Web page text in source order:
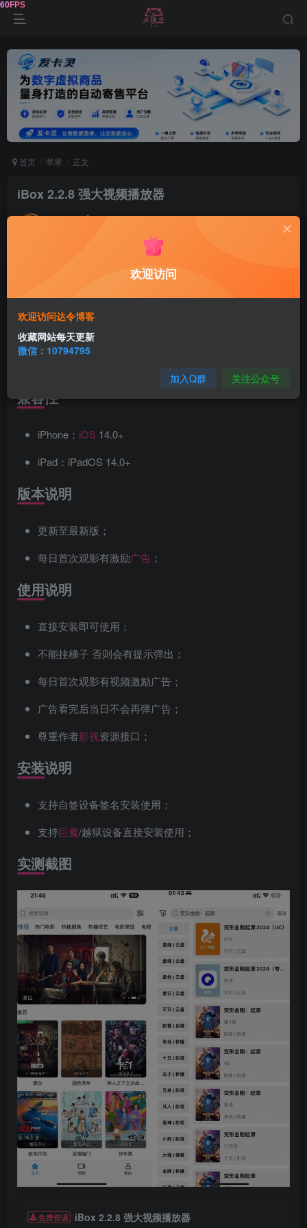
首页 苹果 正文
iBox 2.2.8 强大视频播放器
达令 关注
播放器，自带播放源：内置二十多个线
路解析
自带播放器：阿里播放器、腾讯播放器
兼容性
iPhone： iOS 14.0+
iPad：iPadOS 14.0+
版本说明
更新至最新版；
每日首次观影有激励广告 ；
使用说明
直接安装即可使用；
不能挂梯子 否则会有提示弹出；
每日首次观影有视频激励广告；
广告看完后当日不会再弹广告；
尊重作者影视资源接口；
安装说明
支持自签设备签名安装使用；
支持巨魔/越狱设备直接安装使用；
实测截图
免费资源 iBox 2.2.8 强大视频播放器
欢迎访问
欢迎访问达令博客
收藏网站每天更新
微信：10794795
加入Q群 关注公众号